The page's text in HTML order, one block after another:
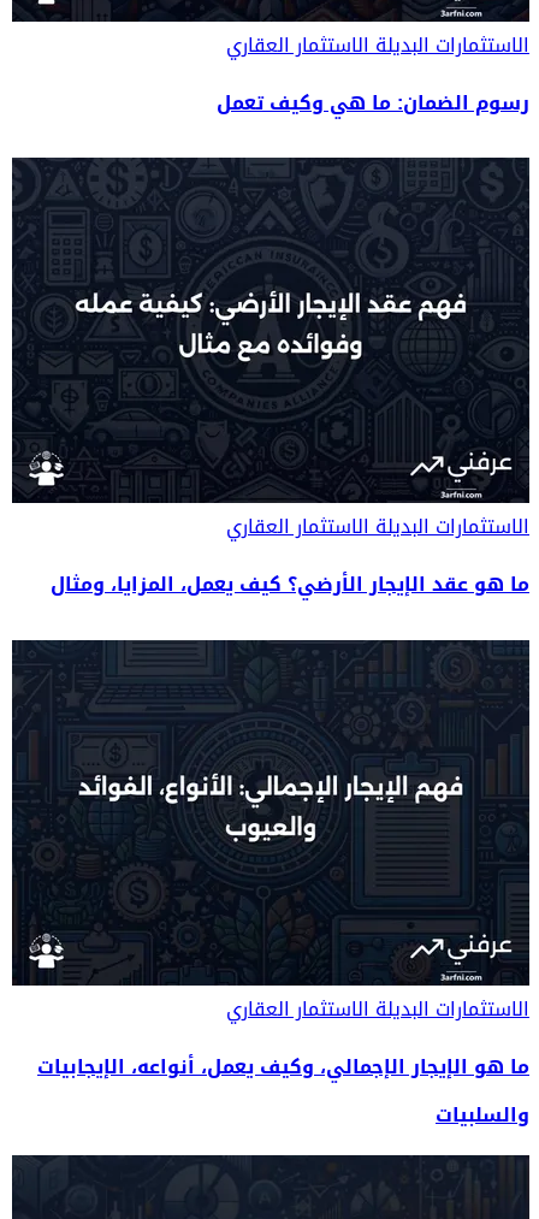
الاستثمارات البديلةالاستثمار العقاري
رسوم الضمان: ما هي وكيف تعمل
الاستثمارات البديلةالاستثمار العقاري
ما هو عقد الإيجار الأرضي؟ كيف يعمل، المزايا، ومثال
الاستثمارات البديلةالاستثمار العقاري
ما هو الإيجار الإجمالي، وكيف يعمل، أنواعه، الإيجابيات
والسلبيات